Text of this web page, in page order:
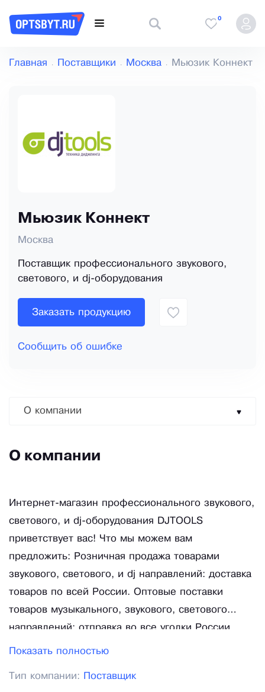
0
Главная Поставщики Москва Мьюзик Коннект
Мьюзик Коннект
Москва
Поставщик профессионального звукового,
светового, и dj-оборудования
Заказать продукцию
Сообщить об ошибке
О компании
О компании
Интернет-магазин профессионального звукового,
светового, и dj-оборудования DJTOOLS
приветствует вас! Что мы можем вам
предложить: Розничная продажа товарами
звукового, светового, и dj направлений: доставка
товаров по всей России. Оптовые поставки
товаров музыкального, звукового, светового
направлений: отправка во все уголки России.
Инсталляции звукового оборудования — по всей
включаемся на любой стадии проекта.
Показать полностью
Тип компании: Поставщик